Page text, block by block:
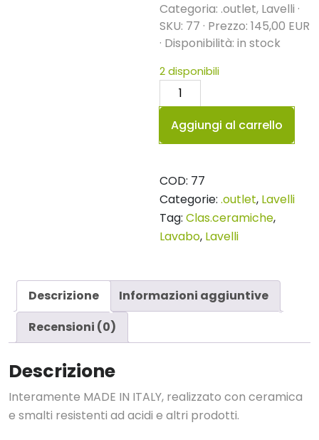
Categoria: .outlet, Lavelli ·
SKU: 77 · Prezzo: 145,00 EUR
· Disponibilità: in stock
2 disponibili
Lavabo
rettangolare
grigio
chiaro
quantità
Aggiungi al carrello
COD: 77
Categorie: .outlet, Lavelli
Tag: Clas.ceramiche,
Lavabo, Lavelli
Descrizione
Informazioni aggiuntive
Recensioni (0)
Descrizione
Interamente MADE IN ITALY, realizzato con ceramica
e smalti resistenti ad acidi e altri prodotti.